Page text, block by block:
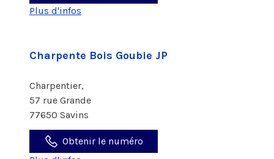
Plus d'infos
Charpente Bois Goubie JP
Charpentier,
57 rue Grande
77650 Savins
Obtenir le numéro